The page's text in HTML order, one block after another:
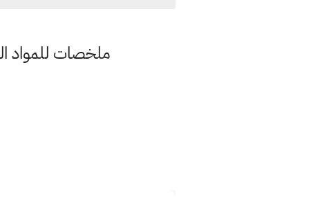
ملخصات للمواد